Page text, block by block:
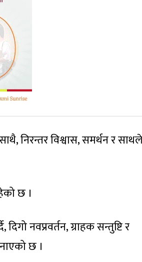
निरन्तर विश्वास, समर्थन र साथले
छ ।
नवप्रवर्तन, ग्राहक सन्तुष्टि र
छ ।